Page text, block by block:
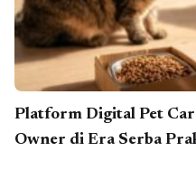
Platform Digital Pet
Owner di Era Serba